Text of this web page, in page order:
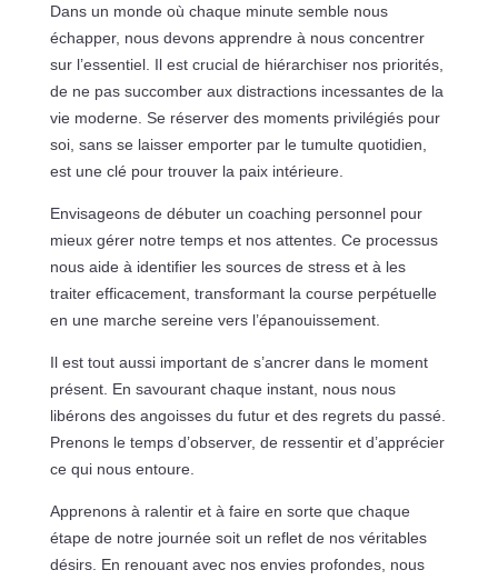
Dans un monde où chaque minute semble nous
échapper, nous devons apprendre à nous concentrer
sur l’essentiel. Il est crucial de hiérarchiser nos priorités,
de ne pas succomber aux distractions incessantes de la
vie moderne. Se réserver des moments privilégiés pour
soi, sans se laisser emporter par le tumulte quotidien,
est une clé pour trouver la paix intérieure.
Envisageons de débuter un coaching personnel pour
mieux gérer notre temps et nos attentes. Ce processus
nous aide à identifier les sources de stress et à les
traiter efficacement, transformant la course perpétuelle
en une marche sereine vers l’épanouissement.
Il est tout aussi important de s’ancrer dans le moment
présent. En savourant chaque instant, nous nous
libérons des angoisses du futur et des regrets du passé.
Prenons le temps d’observer, de ressentir et d’apprécier
ce qui nous entoure.
Apprenons à ralentir et à faire en sorte que chaque
étape de notre journée soit un reflet de nos véritables
désirs. En renouant avec nos envies profondes, nous